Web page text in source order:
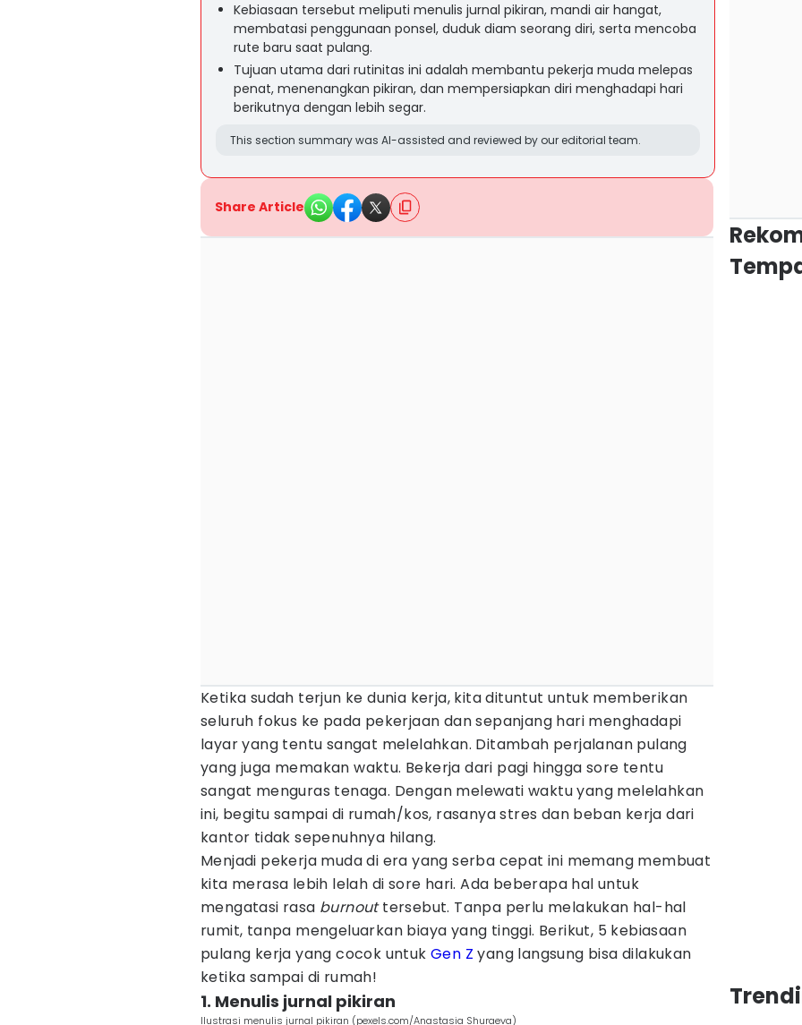
Kebiasaan tersebut meliputi menulis jurnal pikiran, mandi air hangat,
membatasi penggunaan ponsel, duduk diam seorang diri, serta mencoba
rute baru saat pulang.
Tujuan utama dari rutinitas ini adalah membantu pekerja muda melepas
penat, menenangkan pikiran, dan mempersiapkan diri menghadapi hari
berikutnya dengan lebih segar.
This section summary was AI-assisted and reviewed by our editorial team.
Share Article
Ketika sudah terjun ke dunia kerja, kita dituntut untuk memberikan
seluruh fokus ke pada pekerjaan dan sepanjang hari menghadapi
layar yang tentu sangat melelahkan. Ditambah perjalanan pulang
yang juga memakan waktu. Bekerja dari pagi hingga sore tentu
sangat menguras tenaga. Dengan melewati waktu yang melelahkan
ini, begitu sampai di rumah/kos, rasanya stres dan beban kerja dari
kantor tidak sepenuhnya hilang.
Menjadi pekerja muda di era yang serba cepat ini memang membuat
kita merasa lebih lelah di sore hari. Ada beberapa hal untuk
mengatasi rasa burnouttersebut. Tanpa perlu melakukan hal-hal
rumit, tanpa mengeluarkan biaya yang tinggi. Berikut, 5 kebiasaan
pulang kerja yang cocok untuk Gen Z yang langsung bisa dilakukan
ketika sampai di rumah!
1. Menulis jurnal pikiran
Ilustrasi menulis jurnal pikiran (pexels.com/Anastasia Shuraeva)